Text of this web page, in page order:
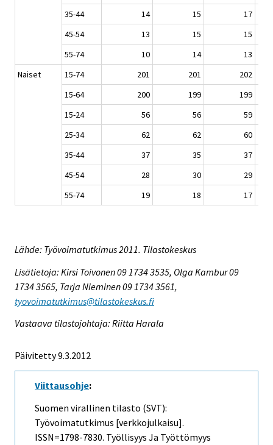
35-44
14 15
17
45-54
13 15
15
55-74
10 14
13
Naiset
15-74 201 201
202
15-64
200 199
199
15-24
56 56
59
25-34
62 62
60
35-44
37 35
37
45-54
28 30
29
55-74
19 18 17
Lähde: Työvoimatutkimus 2011. Tilastokeskus
Lisätietoja: Kirsi Toivonen 09 1734 3535, Olga Kambur 09
1734 3565, Tarja Nieminen 09 1734 3561,
tyovoimatutkimus@tilastokeskus.fi
Vastaava tilastojohtaja: Riitta Harala
Päivitetty 9.3.2012
Viittausohje:
Suomen virallinen tilasto (SVT):
Työvoimatutkimus [verkkojulkaisu].
ISSN=1798-7830. Työllisyys Ja Työttömyys